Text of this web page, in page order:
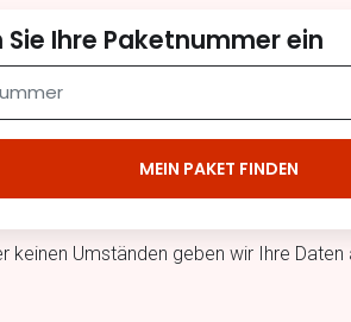
Sie Ihre Paketnummer ein
MEIN PAKET FINDEN
keinen Umständen geben wir Ihre